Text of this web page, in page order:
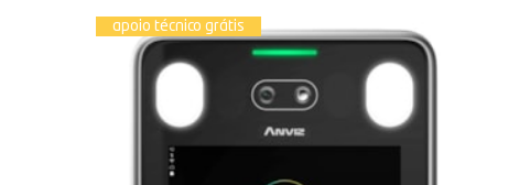
apoio técnico grátis